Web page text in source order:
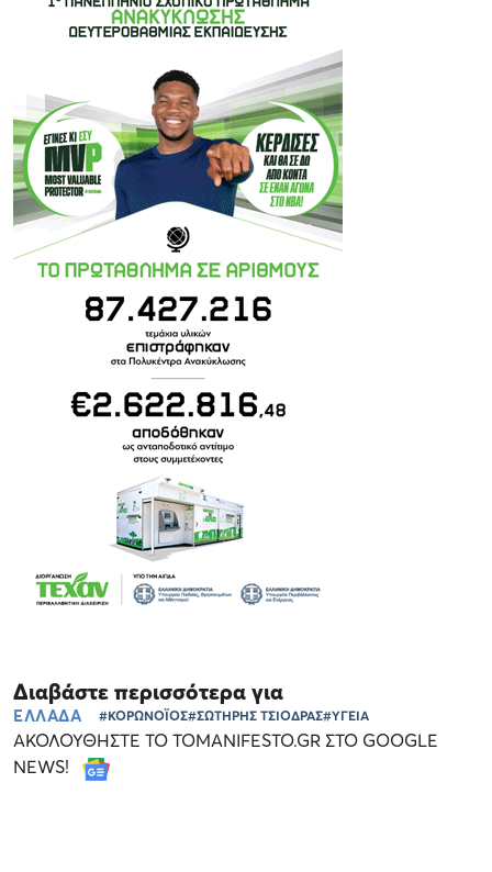
Διαβάστε περισσότερα για
ΕΛΛΑΔΑ #ΚΟΡΩΝΟΪΟΣ#ΣΩΤΗΡΗΣ ΤΣΙΟΔΡΑΣ#ΥΓΕΙΑ
ΑΚΟΛΟΥΘΗΣΤΕ ΤΟ TOMANIFESTO.GR ΣΤΟ GOOGLE
NEWS!